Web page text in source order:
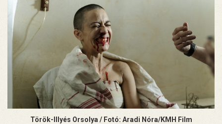
Török-Illyés Orsolya / Fotó: Aradi Nóra/KMH Film